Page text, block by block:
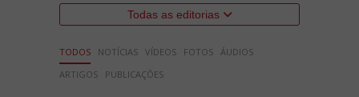
Todas as editorias
TODOS NOTÍCIAS VÍDEOS FOTOS ÁUDIOS
ARTIGOS
PUBLICAÇÕES